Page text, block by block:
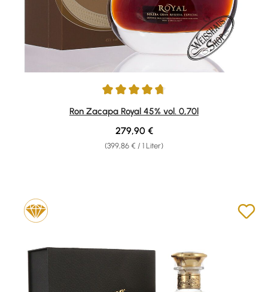
Durchschnittliche Bewertung von 4.71 von 5 Sternen
Ron Zacapa Royal 45% vol. 0,70l
(399,86 € / 1 Liter)
Regulärer Preis:
279,90 €